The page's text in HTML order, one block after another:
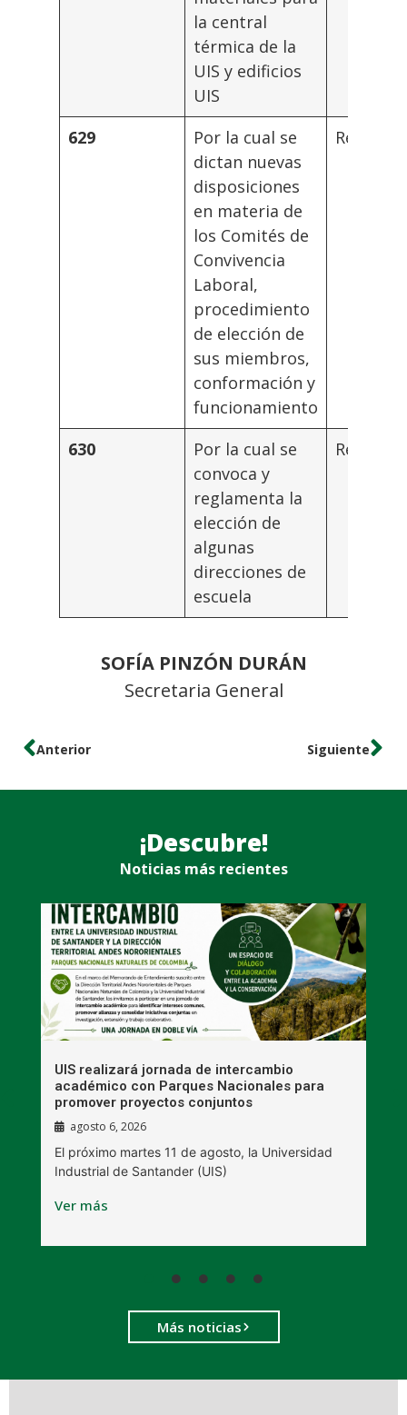
la central
térmica de la
UIS y edificios
UIS
629
Por la cual se
dictan nuevas
disposiciones
en materia de
los Comités de
Convivencia
Laboral,
procedimiento
de elección de
sus miembros,
conformación y
funcionamiento
Rector
630
Por la cual se
convoca y
reglamenta la
elección de
algunas
direcciones de
escuela
Rector
SOFÍA PINZÓN DURÁN
Secretaria General
Anterior Siguiente
¡Descubre!
Noticias más recientes
UIS realizará jornada de intercambio
académico con Parques Nacionales para
promover proyectos conjuntos
agosto 6, 2026
El próximo martes 11 de agosto, la Universidad
Industrial de Santander (UIS)
Ver más
Más noticias